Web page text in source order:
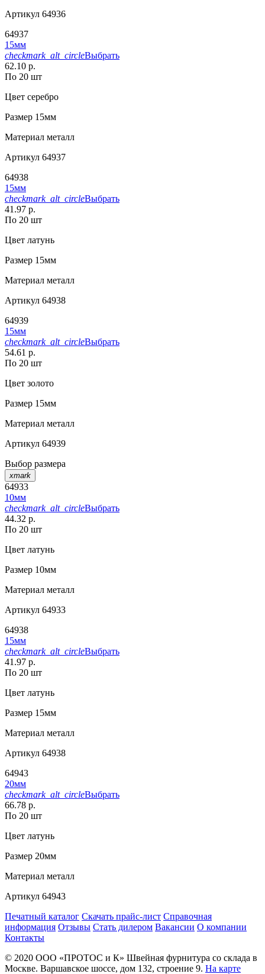
Артикул 64936
64937
15мм
checkmark_alt_circleВыбрать
62.10 р.
По 20 шт
Цвет серебро
Размер 15мм
Материал металл
Артикул 64937
64938
15мм
checkmark_alt_circleВыбрать
41.97 р.
По 20 шт
Цвет латунь
Размер 15мм
Материал металл
Артикул 64938
64939
15мм
checkmark_alt_circleВыбрать
54.61 р.
По 20 шт
Цвет золото
Размер 15мм
Материал металл
Артикул 64939
Выбор размера
xmark
64933
10мм
checkmark_alt_circleВыбрать
44.32 р.
По 20 шт
Цвет латунь
Размер 10мм
Материал металл
Артикул 64933
64938
15мм
checkmark_alt_circleВыбрать
41.97 р.
По 20 шт
Цвет латунь
Размер 15мм
Материал металл
Артикул 64938
64943
20мм
checkmark_alt_circleВыбрать
66.78 р.
По 20 шт
Цвет латунь
Размер 20мм
Материал металл
Артикул 64943
Печатный каталог Скачать прайс-лист Справочная
информация Отзывы Стать дилером Вакансии О компании
Контакты
© 2020 ООО «ПРОТОС и К» Швейная фурнитура со склада в
Москве. Варшавское шоссе, дом 132, строение 9. На карте